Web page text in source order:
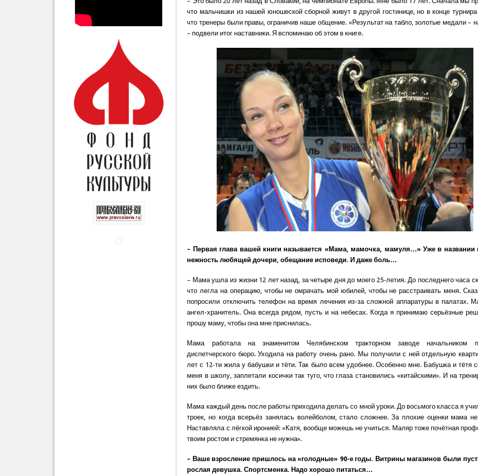
что мальчишки из нашей юношеской сборной живут в другой гостинице, но в конце
что тренеры были правы, ограничив наше общение. «Результат на табло, золотые медали –
– подвели итог наставники. Я вспоминаю об этом в книге.
– Первая глава вашей книги называется «Мама, мамочка, мамуля…» Уже в названии
нежность любящей дочери, обещание исповеди. И даже боль…
– Мама ушла из жизни 12 лет назад, за четыре дня до моего 25-летия. До последнего часа
что легла на операцию, чтобы не омрачать мой юбилей, чтобы не расстраивать меня.
попросили отключить телефон на время лечения из-за сложной аппаратуры в палатах.
ангел-хранитель. Она всегда рядом, пусть и на небесах. Когда я принимаю серьёзные
прошу маму, чтобы она мне приснилась.
Мама работала на знаменитом Челябинском тракторном заводе начальником
диспетчерского бюро. Уходила на работу очень рано. Мы получили с ней отдельную
лет с 12-ти жила у бабушки и тёти. Так было всем удобнее. Особенно мне. Бабушка и тётя
меня в школу, заплетали косички так туго, что глаза становились «китайскими». И на
них было ближе ездить.
Мама каждый день после работы приходила делать со мной уроки. До восьмого класса я
троек, но когда всерьёз занялась волейболом, стало сложнее. За плохие оценки мама
Наставляла с лёгкой иронией: «Катя, вообще можешь не учиться. Маляр тоже почётная
твоим ростом и стремянка не нужна».
– Ваше взросление пришлось на «голодные» 90-е годы. Витрины магазинов были
рослая девушка. Спортсменка. Надо хорошо питаться…